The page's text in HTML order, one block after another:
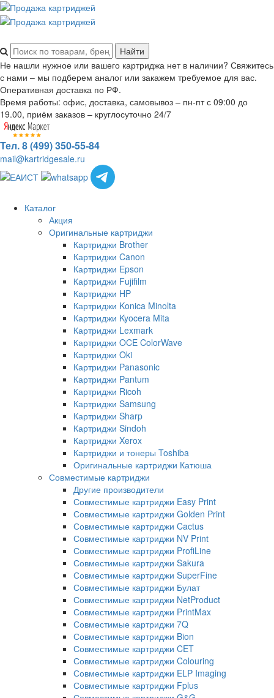
Не нашли нужное или вашего картриджа нет в наличии? Свяжитесь
с нами – мы подберем аналог или закажем требуемое для вас.
Оперативная доставка по РФ.
Время работы: офис, доставка, самовывоз – пн-пт с 09:00 до
19.00, приём заказов – круглосуточно 24/7
Тел. 8 (499) 350-55-84
mail@kartridgesale.ru
Каталог
Акция
Оригинальные картриджи
Картриджи Brother
Картриджи Canon
Картриджи Epson
Картриджи Fujifilm
Картриджи HP
Картриджи Konica Minolta
Картриджи Kyocera Mita
Картриджи Lexmark
Картриджи OCE ColorWave
Картриджи Oki
Картриджи Panasonic
Картриджи Pantum
Картриджи Ricoh
Картриджи Samsung
Картриджи Sharp
Картриджи Sindoh
Картриджи Xerox
Картриджи и тонеры Toshiba
Оригинальные картриджи Катюша
Совместимые картриджи
Другие производители
Совместимые картриджи Easy Print
Совместимые картриджи Golden Print
Совместимые картриджи Cactus
Совместимые картриджи NV Print
Совместимые картриджи ProfiLine
Совместимые картриджи Sakura
Совместимые картриджи SuperFine
Совместимые картриджи Булат
Совместимые картриджи NetProduct
Совместимые картриджи PrintMax
Совместимые картриджи 7Q
Совместимые картриджи Bion
Совместимые картриджи CET
Совместимые картриджи Colouring
Совместимые картриджи ELP Imaging
Совместимые картриджи Fplus